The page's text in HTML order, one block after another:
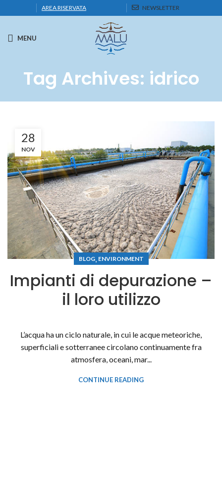
AREA RISERVATA NEWSLETTER
MENU
Tag Archives: idrico
28
NOV
BLOG, ENVIRONMENT
Impianti di depurazione –
il loro utilizzo
L’acqua ha un ciclo naturale, in cui le acque meteoriche,
superficiali e sotterranee circolano continuamente fra
atmosfera, oceani, mar...
CONTINUE READING